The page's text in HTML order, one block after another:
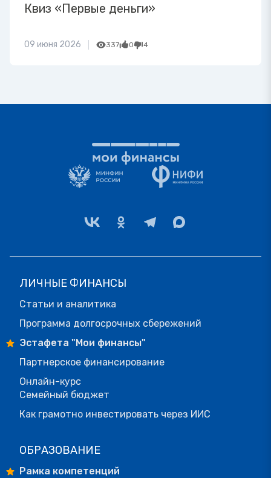
Квиз «Первые деньги»
09 июня 2026 337 0 4
ЛИЧНЫЕ ФИНАНСЫ
Статьи и аналитика
Программа долгосрочных сбережений
Эстафета "Мои финансы"
Партнерское финансирование
Онлайн-курс
Семейный бюджет
Как грамотно инвестировать через ИИС
ОБРАЗОВАНИЕ
Рамка компетенций